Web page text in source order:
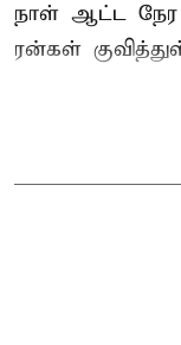
நாள் ஆட்ட நேர
ரன்கள்